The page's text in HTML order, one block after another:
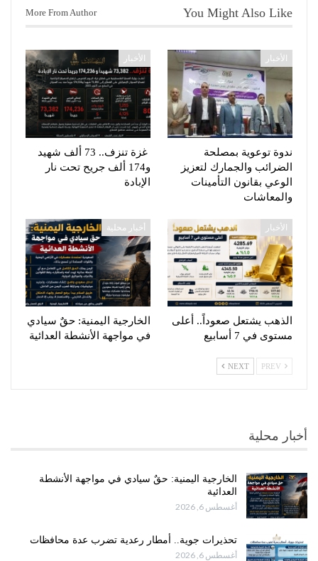
You Might Also Like
More From Author
الأخبار
ندوة توعوية بمصلحة
الضرائب والجمارك لتعزيز
الوعي بقانون التأمينات
والمعاشات
الأخبار
غزة تنزف.. 73 ألف شهيد
و174 ألف جريح تحت نار
الإبادة
الأخبار
الذهب يشتعل صعوداً.. أعلى
مستوى في 7 أسابيع
أخبار محلية
الخارجية اليمنية: حقٌ سيادي
في مواجهة الأنشطة العدائية
NEXT
أخبار محلية
الخارجية اليمنية: حقٌ سيادي في مواجهة الأنشطة
العدائية
أغسطس 6, 2026
تحذيرات جوية.. أمطار رعدية تضرب عدة محافظات
أغسطس 6, 2026